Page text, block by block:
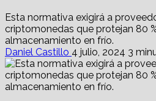
Esta normativa exigirá a
criptomonedas que protejan 80
almacenamiento en frío.
Daniel Castillo 4 julio, 2024 3